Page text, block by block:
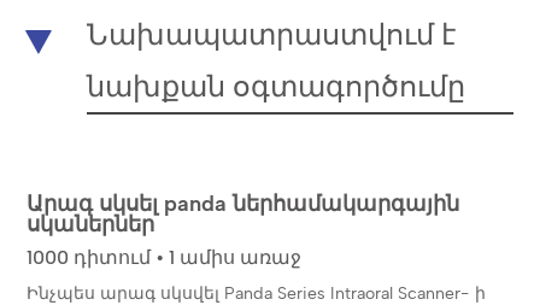
Նախապատրաստվում է
նախքան օգտագործումը
Արագ սկսել panda ներհամակարգային
սկաներներ
1000 դիտում • 1 ամիս առաջ
Ինչպես արագ սկսվել Panda Series Intraoral Scanner- ի